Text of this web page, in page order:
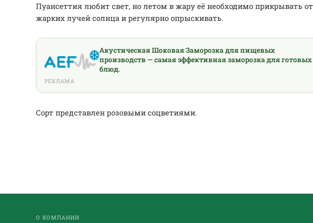
Пуансеттия любит свет, но летом в жару её необходимо прикрывать от
жарких лучей солнца и регулярно опрыскивать.
Акустическая Шоковая Заморозка для пищевых
производств — самая эффективная заморозка для готовых
блюд.
РЕКЛАМА
Сорт представлен розовыми соцветиями.
О КОМПАНИИ